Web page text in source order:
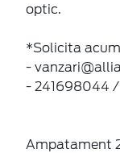
optic.
*Solicita
-
- 241698044 /
Ampatament